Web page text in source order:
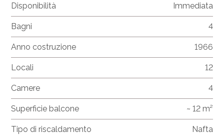
Disponibilità Immediata
Bagni 4
Anno costruzione 1966
Locali 12
Camere 4
Superficie balcone ~ 12 m²
Tipo di riscaldamento Nafta